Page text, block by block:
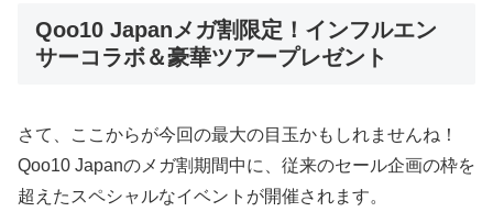
Qoo10 Japanメガ割限定！インフルエン
サーコラボ＆豪華ツアープレゼント
さて、ここからが今回の最大の目玉かもしれませんね！
Qoo10 Japanのメガ割期間中に、従来のセール企画の枠を
超えたスペシャルなイベントが開催されます。